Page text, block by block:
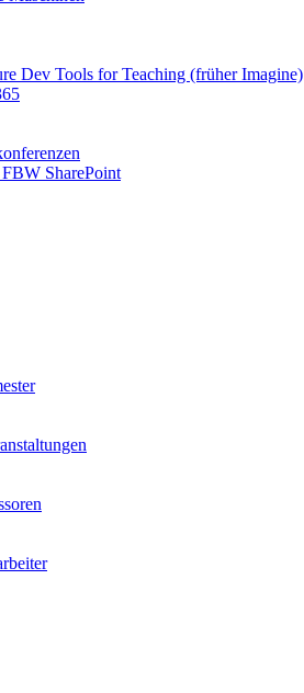
Dev Tools for Teaching (früher Imagine)
SharePoint